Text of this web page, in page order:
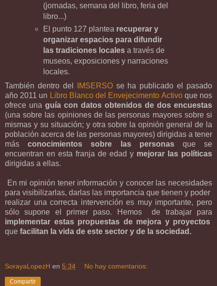
(jornadas, semana del libro, feria del
libro...)
El punto 127 plantea recuperar y
organizar espacios para difundir
las tradiciones locales a través de
museos, exposiciones y narraciones
locales.
También dentro del
IMSERSO se ha publicado el pasado
año 2011 un Libro Blanco del Envejecimento Activo que nos
ofrece una guía con datos obtenidos de dos encuestas
(una sobre las opiniones de las personas mayores sobre si
mismas y su situación; y otra sobre la opinión general de la
población acerca de las personas mayores) dirigidas a tener
másconocimientos sobre las personasque se
encuentran en esta franja de edad y mejorar las políticas
dirigidas a ellas.
En mi opinión tener información y conocer las necesidades
para visibilizarlas, darlas las importancia que tienen y poder
realizar una correcta intervención es muy importante, pero
sólo supone el primer paso. Hemos de trabajar para
implementar estas propuestas de mejora y proyectos
que facilitan la vida de este sector y de la sociedad.
SorayaLopezH en 5:34 No hay comentarios:
Compartir